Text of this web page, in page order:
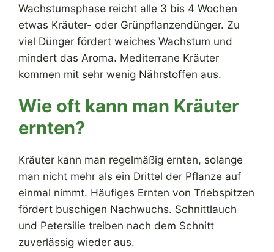
Wachstumsphase reicht alle 3 bis 4 Wochen
etwas Kräuter- oder Grünpflanzendünger. Zu
viel Dünger fördert weiches Wachstum und
mindert das Aroma. Mediterrane Kräuter
kommen mit sehr wenig Nährstoffen aus.
Wie oft kann man Kräuter
ernten?
Kräuter kann man regelmäßig ernten, solange
man nicht mehr als ein Drittel der Pflanze auf
einmal nimmt. Häufiges Ernten von Triebspitzen
fördert buschigen Nachwuchs. Schnittlauch
und Petersilie treiben nach dem Schnitt
zuverlässig wieder aus.